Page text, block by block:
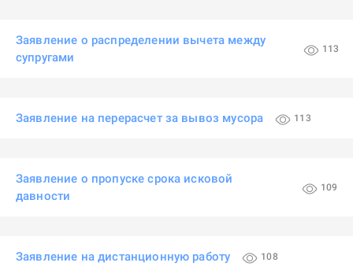
Заявление о распределении вычета между
супругами
113
Заявление на перерасчет за вывоз мусора 113
Заявление о пропуске срока исковой
давности
109
Заявление на дистанционную работу 108